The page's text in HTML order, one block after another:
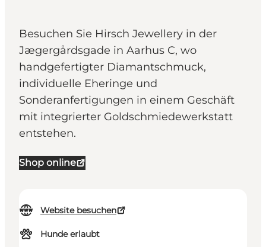
Besuchen Sie Hirsch Jewellery in der
Jægergårdsgade in Aarhus C, wo
handgefertigter Diamantschmuck,
individuelle Eheringe und
Sonderanfertigungen in einem Geschäft
mit integrierter Goldschmiedewerkstatt
entstehen.
Shop online
Website besuchen
Hunde erlaubt